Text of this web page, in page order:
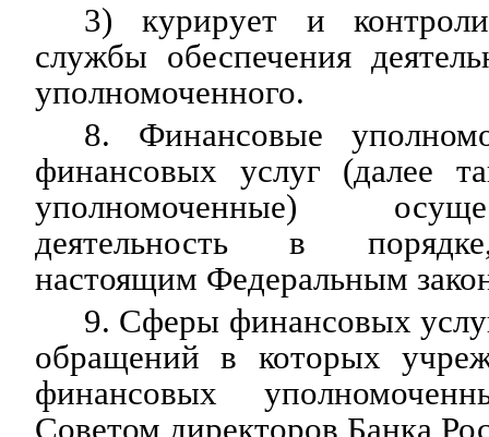
3) курирует и
службы обеспечения
уполномоченного.
8. Финансовые
финансовых услуг (далее
уполномоченные)
деятельность в
настоящим Федеральным
9. Сферы финансовых
обращений в которых
финансовых
Советом директоров Банка